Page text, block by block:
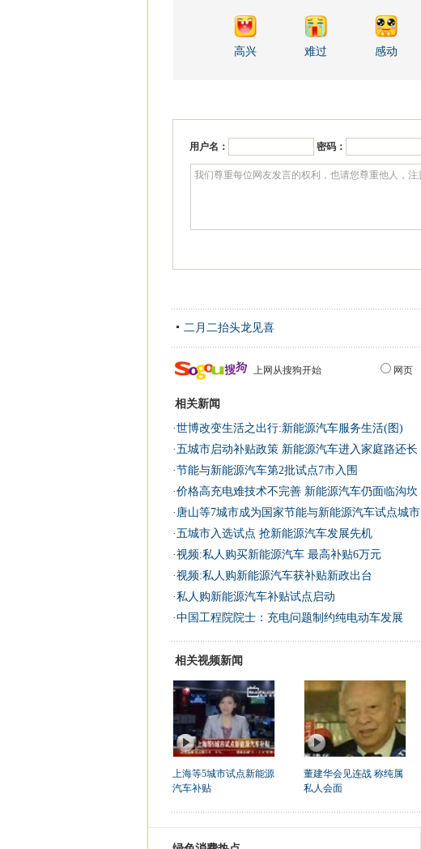
高兴 难过 感动
用户名： 密码：
二月二抬头龙见喜
上网从搜狗开始 网页
相关新闻
·世博改变生活之出行:新能源汽车服务生活(图)
·五城市启动补贴政策 新能源汽车进入家庭路还长
·节能与新能源汽车第2批试点7市入围
·价格高充电难技术不完善 新能源汽车仍面临沟坎
· 唐山等7城市成为国家节能与新能源汽车试点城市
·五城市入选试点 抢新能源汽车发展先机
·视频:私人购买新能源汽车 最高补贴6万元
·视频:私人购新能源汽车获补贴新政出台
·私人购新能源汽车补贴试点启动
·中国工程院院士：充电问题制约纯电动车发展
相关视频新闻
上海等5城市试点新能源
汽车补贴
董建华会见连战 称纯属
私人会面